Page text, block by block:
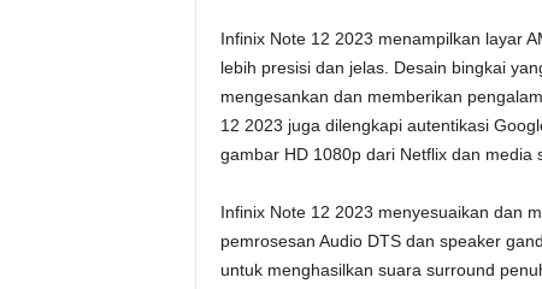
Infinix Note 12 2023 menampilkan layar
lebih presisi dan jelas. Desain bingkai
mengesankan dan memberikan
12 2023 juga dilengkapi autentikasi
gambar HD 1080p dari Netflix dan media
Infinix Note 12 2023 menyesuaikan dan
pemrosesan Audio DTS dan speaker
untuk menghasilkan suara surround